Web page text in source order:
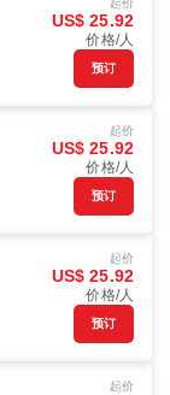
起价
US$ 25.92
价格/人
预订
起价
US$ 25.92
价格/人
预订
起价
US$ 25.92
价格/人
预订
起价